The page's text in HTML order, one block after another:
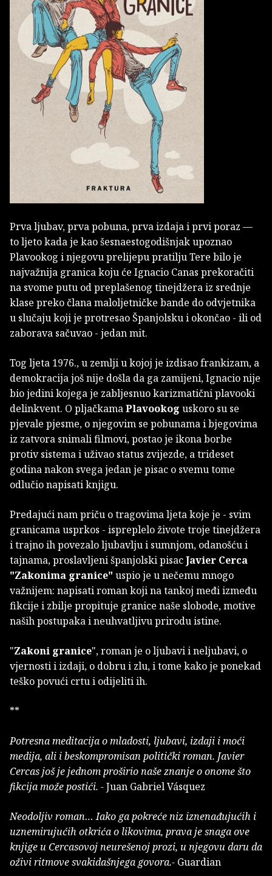
Prva ljubav, prva pobuna, prva izdaja i prvi poraz —
to ljeto kada je kao šesnaestogodišnjak upoznao
Plavookog i njegovu prelijepu pratilju Tere bilo je
najvažnija granica koju će Ignacio Canas prekoračiti
na svome putu od preplašenog tinejdžera iz srednje
klase preko člana maloljetničke bande do odvjetnika
u slučaju koji je protresao Španjolsku i okončao - ili od
zaborava sačuvao - jedan mit.
Tog ljeta 1976., u zemlji u kojoj je izdisao frankizam, a
demokracija još nije došla da ga zamijeni, Ignacio nije
bio jedini kojega je zabljesnuo karizmatični plavooki
delinkvent. O pljačkamaPlavookog uskoro su se
pjevale pjesme, o njegovim se pobunama i bjegovima
iz zatvora snimali filmovi, postao je ikona borbe
protiv sistema i uživao status zvijezde, a trideset
godina nakon svega jedan je pisac o svemu tome
odlučio napisati knjigu.
Predajući nam priču o tragovima ljeta koje je - svim
granicama usprkos - ispreplelo živote troje tinejdžera
i trajno ih povezalo ljubavlju i sumnjom, odanošću i
tajnama, proslavljeni španjolski pisacJavier Cerca
"Zakonima granice" uspio je u nečemu mnogo
važnijem: napisati roman koji na tankoj međi između
fikcije i zbilje propituje granice naše slobode, motive
naših postupaka i neuhvatljivu prirodu istine.
"Zakoni granice", roman je o ljubavi i neljubavi, o
vjernosti i izdaji, o dobru i zlu, i tome kako je ponekad
teško povući crtu i odijeliti ih.
**
Potresna meditacija o mladosti, ljubavi, izdaji i moći
medija, ali i beskompromisan politički roman. Javier
Cercas još je jednom proširio naše znanje o onome što
fikcija može postići. -Juan Gabriel Vásquez
Neodoljiv roman… Iako ga pokreće niz iznenađujućih i
uznemirujućih otkrića o likovima, prava je snaga ove
knjige u Cercasovoj neurešenoj prozi, u njegovu daru da
oživi ritmove svakidašnjega govora.- Guardian